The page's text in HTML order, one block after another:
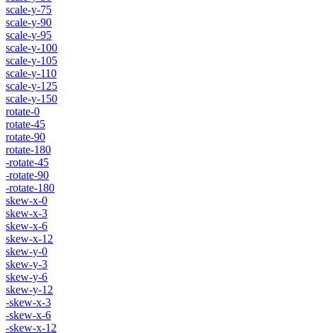
scale-y-75
scale-y-90
scale-y-95
scale-y-100
scale-y-105
scale-y-110
scale-y-125
scale-y-150
rotate-0
rotate-45
rotate-90
rotate-180
-rotate-45
-rotate-90
-rotate-180
skew-x-0
skew-x-3
skew-x-6
skew-x-12
skew-y-0
skew-y-3
skew-y-6
skew-y-12
-skew-x-3
-skew-x-6
-skew-x-12